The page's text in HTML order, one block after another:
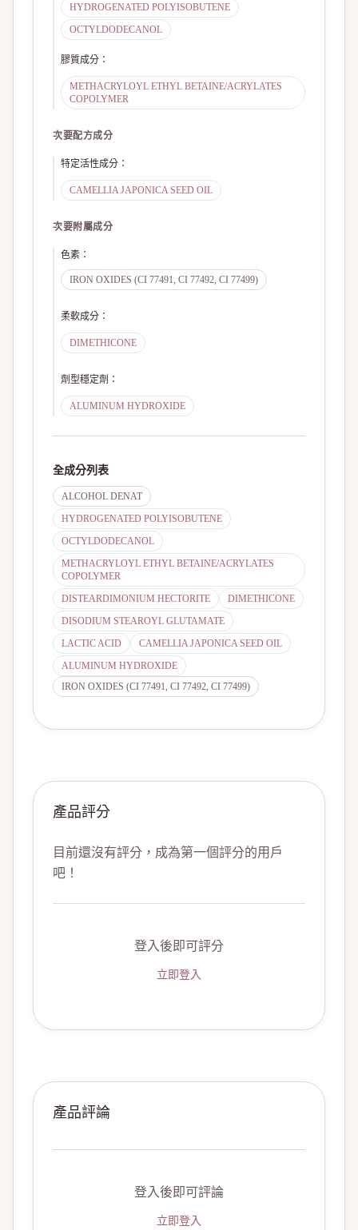
HYDROGENATED POLYISOBUTENE
OCTYLDODECANOL
膠質成分 ：
METHACRYLOYL ETHYL BETAINE/ACRYLATES
COPOLYMER
次要配方成分
特定活性成分 ：
CAMELLIA JAPONICA SEED OIL
次要附屬成分
色素 ：
IRON OXIDES (CI 77491, CI 77492, CI 77499)
柔軟成分 ：
DIMETHICONE
劑型穩定劑 ：
ALUMINUM HYDROXIDE
全成分列表
ALCOHOL DENAT
HYDROGENATED POLYISOBUTENE
OCTYLDODECANOL
METHACRYLOYL ETHYL BETAINE/ACRYLATES
COPOLYMER
DISTEARDIMONIUM HECTORITE
DIMETHICONE
DISODIUM STEAROYL GLUTAMATE
LACTIC ACID
CAMELLIA JAPONICA SEED OIL
ALUMINUM HYDROXIDE
IRON OXIDES (CI 77491, CI 77492, CI 77499)
產品評分
目前還沒有評分，成為第一個評分的用戶
吧！
登入後即可評分
立即登入
產品評論
登入後即可評論
立即登入